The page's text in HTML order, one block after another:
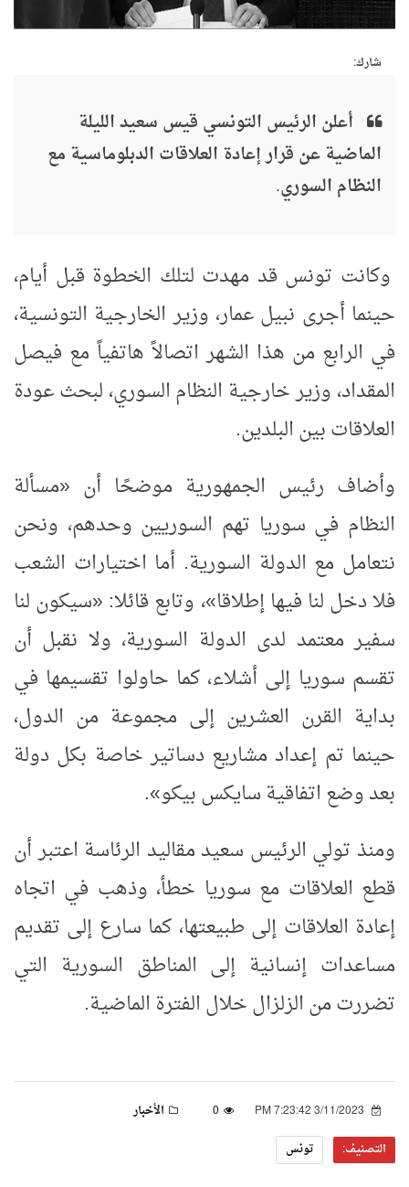
شارك:
أعلن الرئيس التونسي قيس سعيد الليلة
الماضية عن قرار إعادة العلاقات الدبلوماسية مع
النظام السوري.
وكانت تونس قد مهدت لتلك الخطوة قبل أيام،
حينما أجرى نبيل عمار، وزير الخارجية التونسية،
في الرابع من هذا الشهر اتصالاً هاتفياً مع فيصل
المقداد، وزير خارجية النظام السوري، لبحث عودة
العلاقات بين البلدين.
وأضاف رئيس الجمهورية موضحًا أن «مسألة
النظام في سوريا تهم السوريين وحدهم، ونحن
نتعامل مع الدولة السورية. أما اختيارات الشعب
فلا دخل لنا فيها إطلاقا»، وتابع قائلا: «سيكون لنا
سفير معتمد لدى الدولة السورية، ولا نقبل أن
تقسم سوريا إلى أشلاء، كما حاولوا تقسيمها في
بداية القرن العشرين إلى مجموعة من الدول،
حينما تم إعداد مشاريع دساتير خاصة بكل دولة
بعد وضع اتفاقية سايكس بيكو».
ومنذ تولي الرئيس سعيد مقاليد الرئاسة اعتبر أن
قطع العلاقات مع سوريا خطأ، وذهب في اتجاه
إعادة العلاقات إلى طبيعتها، كما سارع إلى تقديم
مساعدات إنسانية إلى المناطق السورية التي
تضررت من الزلزال خلال الفترة الماضية.
0
الأخبار
التصنيف:
تونس